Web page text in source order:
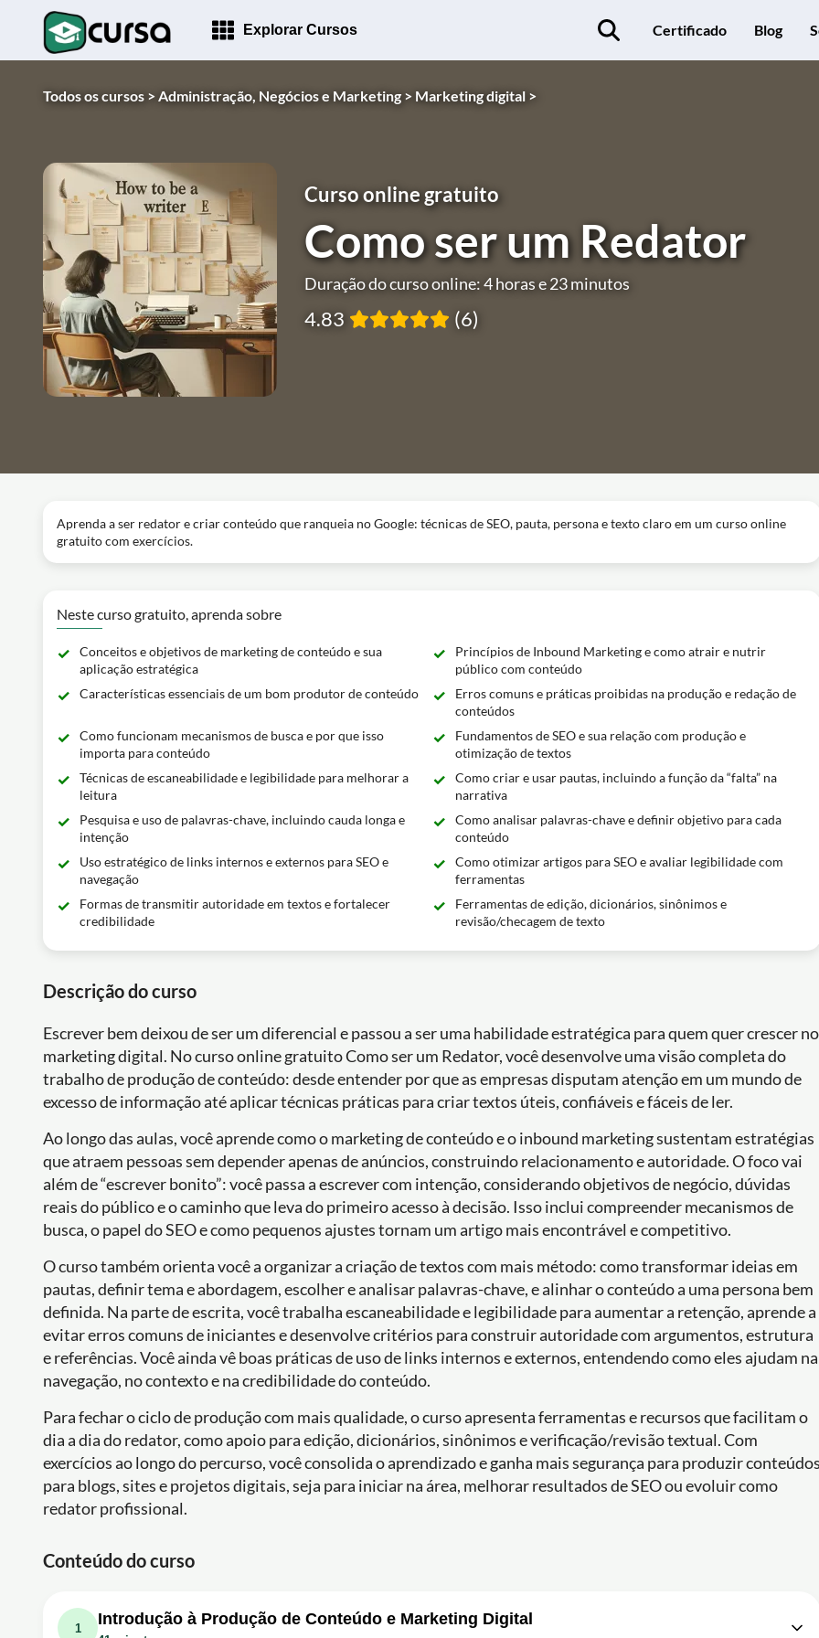
Explorar Cursos Certificado Blog
Todos os cursos >Administração, Negócios e Marketing > Marketing digital >
Curso online gratuito
Como ser um Redator
Duração do curso online: 4 horas e 23 minutos
4.83 (6)
Aprenda a ser redator e criar conteúdo que ranqueia no Google: técnicas de SEO, pauta, persona e texto claro em um curso online
gratuito com exercícios.
Neste curso gratuito, aprenda sobre
Conceitos e objetivos de marketing de conteúdo e sua
aplicação estratégica
Princípios de Inbound Marketing e como atrair e nutrir
público com conteúdo
Características essenciais de um bom produtor de conteúdo
Erros comuns e práticas proibidas na produção e redação de
conteúdos
Como funcionam mecanismos de busca e por que isso
importa para conteúdo
Fundamentos de SEO e sua relação com produção e
otimização de textos
Técnicas de escaneabilidade e legibilidade para melhorar a
leitura
Como criar e usar pautas, incluindo a função da “falta” na
narrativa
Pesquisa e uso de palavras-chave, incluindo cauda longa e
intenção
Como analisar palavras-chave e definir objetivo para cada
conteúdo
Uso estratégico de links internos e externos para SEO e
navegação
Como otimizar artigos para SEO e avaliar legibilidade com
ferramentas
Formas de transmitir autoridade em textos e fortalecer
credibilidade
Ferramentas de edição, dicionários, sinônimos e
revisão/checagem de texto
Descrição do curso
Escrever bem deixou de ser um diferencial e passou a ser uma habilidade estratégica para quem quer crescer no
marketing digital. No curso online gratuito Como ser um Redator, você desenvolve uma visão completa do
trabalho de produção de conteúdo: desde entender por que as empresas disputam atenção em um mundo de
excesso de informação até aplicar técnicas práticas para criar textos úteis, confiáveis e fáceis de ler.
Ao longo das aulas, você aprende como o marketing de conteúdo e o inbound marketing sustentam estratégias
que atraem pessoas sem depender apenas de anúncios, construindo relacionamento e autoridade. O foco vai
além de “escrever bonito”: você passa a escrever com intenção, considerando objetivos de negócio, dúvidas
reais do público e o caminho que leva do primeiro acesso à decisão. Isso inclui compreender mecanismos de
busca, o papel do SEO e como pequenos ajustes tornam um artigo mais encontrável e competitivo.
O curso também orienta você a organizar a criação de textos com mais método: como transformar ideias em
pautas, definir tema e abordagem, escolher e analisar palavras-chave, e alinhar o conteúdo a uma persona bem
definida. Na parte de escrita, você trabalha escaneabilidade e legibilidade para aumentar a retenção, aprende a
evitar erros comuns de iniciantes e desenvolve critérios para construir autoridade com argumentos, estrutura
e referências. Você ainda vê boas práticas de uso de links internos e externos, entendendo como eles ajudam na
navegação, no contexto e na credibilidade do conteúdo.
Para fechar o ciclo de produção com mais qualidade, o curso apresenta ferramentas e recursos que facilitam o
dia a dia do redator, como apoio para edição, dicionários, sinônimos e verificação/revisão textual. Com
exercícios ao longo do percurso, você consolida o aprendizado e ganha mais segurança para produzir
para blogs, sites e projetos digitais, seja para iniciar na área, melhorar resultados de SEO ou evoluir como
redator profissional.
Conteúdo do curso
1
Introdução à Produção de Conteúdo e Marketing Digital